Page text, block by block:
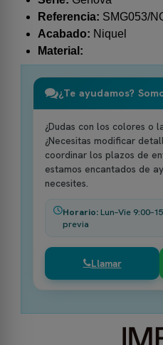
Referencia: SMG053/
Acabado: Niquel
Material:
¿Te ayudamos?
¿Dudas con los colores o
¿Necesitas modificar
coordinar los plazos de
estamos encantados de
necesites.
Horario:Lun–Vie
previa
Llamar